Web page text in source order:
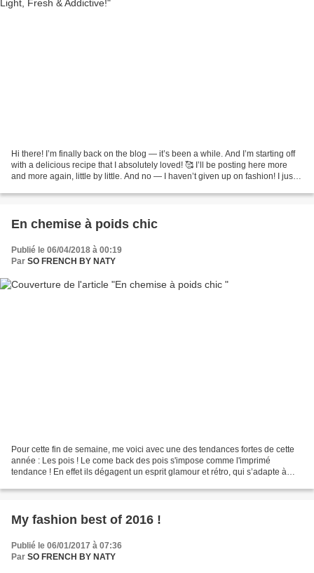
Hi there! I’m finally back on the blog — it’s been a while. And I’m starting off
with a delicious recipe that I absolutely loved! 🥰 I’ll be posting here more
and more again, little by little. And no — I haven’t given up on fashion! I just
En chemise à poids chic
Publié le 06/04/2018 à 00:19
Par SO FRENCH BY NATY
Pour cette fin de semaine, me voici avec une des tendances fortes de cette
année : Les pois ! Le come back des pois s'impose comme l'imprimé
tendance ! En effet ils dégagent un esprit glamour et rétro, qui s’adapte à
My fashion best of 2016 !
Publié le 06/01/2017 à 07:36
Par SO FRENCH BY NATY